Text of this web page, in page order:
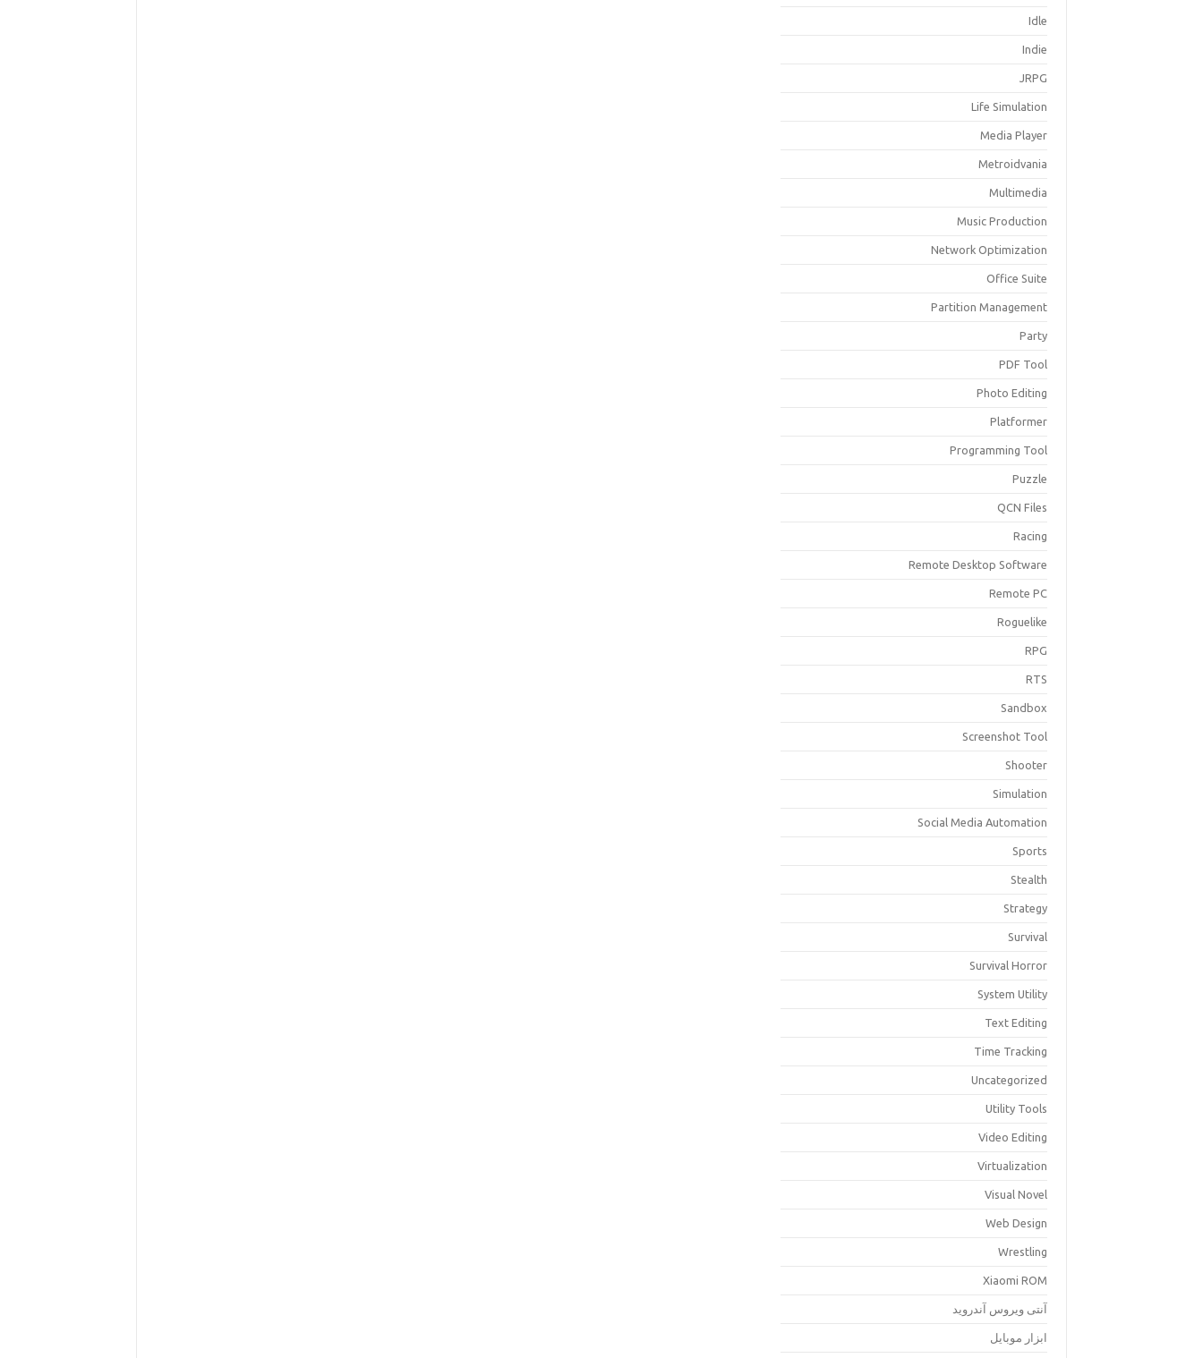
Idle
Indie
JRPG
Life Simulation
Media Player
Metroidvania
Multimedia
Music Production
Network Optimization
Office Suite
Partition Management
Party
PDF Tool
Photo Editing
Platformer
Programming Tool
Puzzle
QCN Files
Racing
Remote Desktop Software
Remote PC
Roguelike
RPG
RTS
Sandbox
Screenshot Tool
Shooter
Simulation
Social Media Automation
Sports
Stealth
Strategy
Survival
Survival Horror
System Utility
Text Editing
Time Tracking
Uncategorized
Utility Tools
Video Editing
Virtualization
Visual Novel
Web Design
Wrestling
Xiaomi ROM
آنتی ویروس آندروید
ابزار موبایل